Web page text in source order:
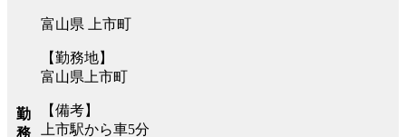
勤
務
富山県 上市町
【勤務地】
富山県上市町
【備考】
上市駅から車5分